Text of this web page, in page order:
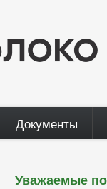
Документы
Уважаемые